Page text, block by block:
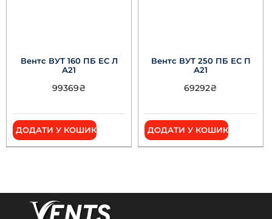
Вентс ВУТ 160 ПБ ЕС Л
А21
99369₴
ДОДАТИ У КОШИК
Вентс ВУТ 250 ПБ ЕС П
А21
69292₴
ДОДАТИ У КОШИК